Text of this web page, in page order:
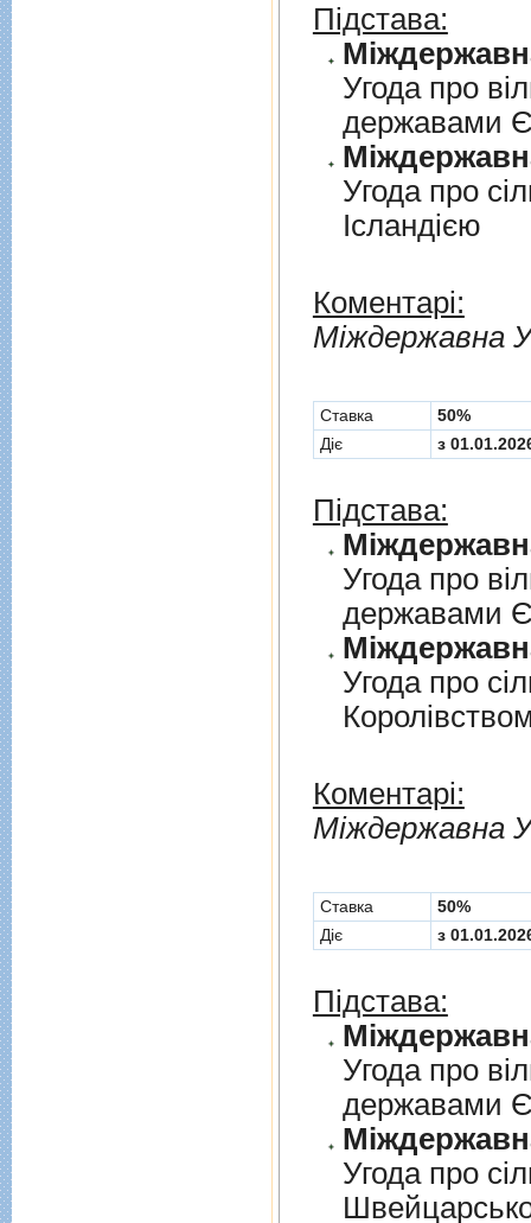
Підстава:
Угода про
державами
Угода про
Iсландiєю
Коментарі:
Мiждержавна
Cтавка
50%
Діє
з
Підстава:
Угода про
державами
Угода про
Коментарі:
Мiждержавна
Cтавка
50%
Діє
з
Підстава:
Угода про
державами
Угода про